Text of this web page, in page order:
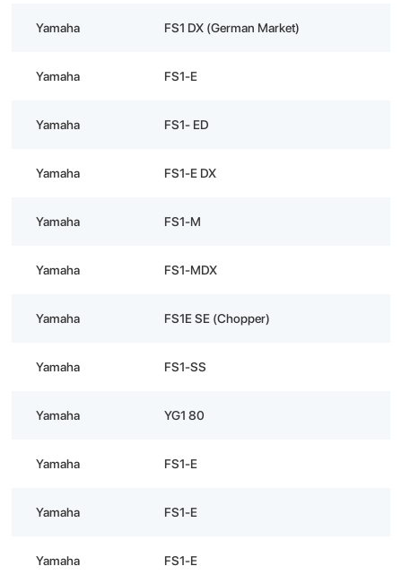
Yamaha FS1 DX (German Market)
Yamaha FS1-E
Yamaha FS1- ED
Yamaha FS1-E DX
Yamaha FS1-M
Yamaha FS1-MDX
Yamaha FS1E SE (Chopper)
Yamaha FS1-SS
Yamaha YG1 80
Yamaha FS1-E
Yamaha FS1-E
Yamaha FS1-E